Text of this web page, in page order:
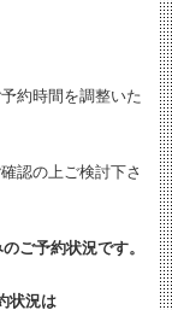
約時間を調整いた
認の上ご検討下さ
ご予約状況です。
状況は